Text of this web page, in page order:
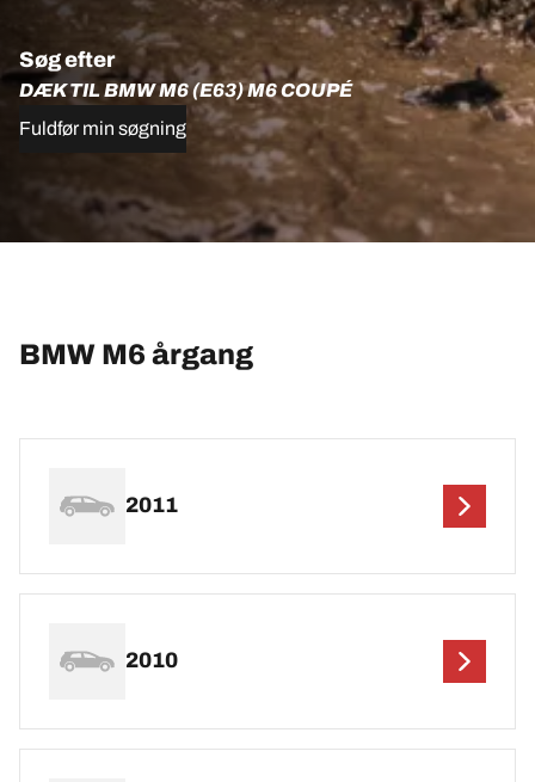
Søg efter
DÆK TIL BMW M6 (E63) M6 COUPÉ
Fuldfør min søgning
BMW M6 årgang
2011
2010